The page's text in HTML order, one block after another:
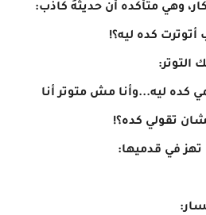
وهي متأكده أن حديثهُ كاذب:
كده ليه؟!
التوتر:
كده ليه...وأنا مش متوتر أنا
تقولي كده؟!
في قدميها: